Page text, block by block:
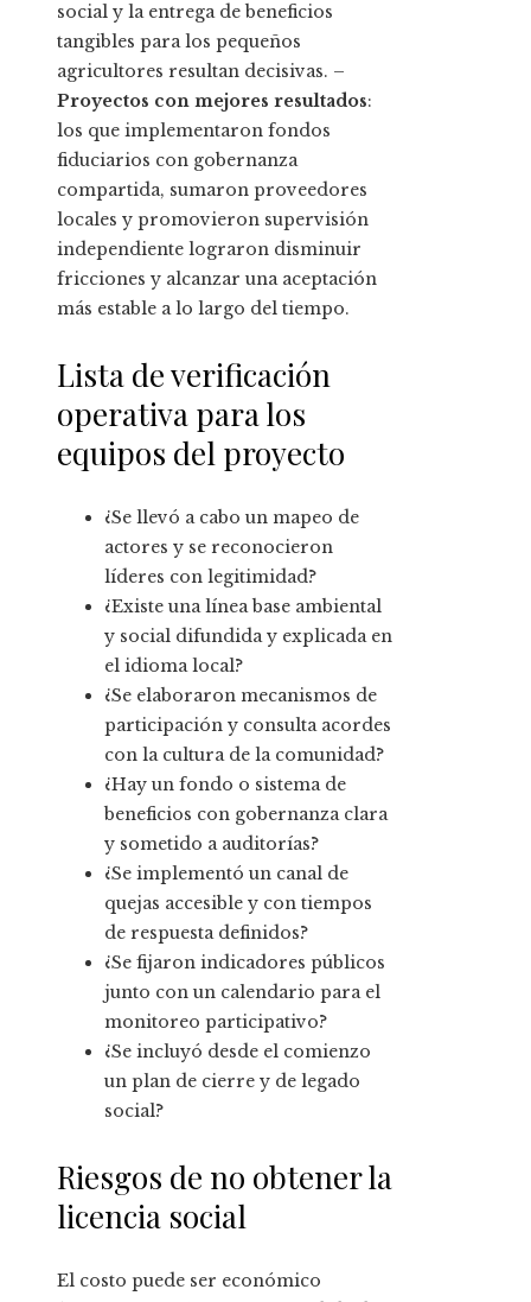
social y la entrega de beneficios
tangibles para los pequeños
agricultores resultan decisivas. –
Proyectos con mejores resultados:
los que implementaron fondos
fiduciarios con gobernanza
compartida, sumaron proveedores
locales y promovieron supervisión
independiente lograron disminuir
fricciones y alcanzar una aceptación
más estable a lo largo del tiempo.
Lista de verificación
operativa para los
equipos del proyecto
¿Se llevó a cabo un mapeo de
actores y se reconocieron
líderes con legitimidad?
¿Existe una línea base ambiental
y social difundida y explicada en
el idioma local?
¿Se elaboraron mecanismos de
participación y consulta acordes
con la cultura de la comunidad?
¿Hay un fondo o sistema de
beneficios con gobernanza clara
y sometido a auditorías?
¿Se implementó un canal de
quejas accesible y con tiempos
de respuesta definidos?
¿Se fijaron indicadores públicos
junto con un calendario para el
monitoreo participativo?
¿Se incluyó desde el comienzo
un plan de cierre y de legado
social?
Riesgos de no obtener la
licencia social
El costo puede ser económico